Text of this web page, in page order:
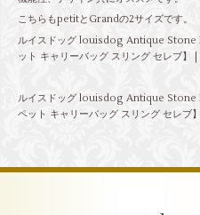
こちらもpetitとGrandの2サイズです。
ルイスドッグ louisdog Antique
ット キャリーバッグ スリング セレブ】
ルイスドッグ louisdog Antique Stone
ペット キャリーバッグ スリング セレブ